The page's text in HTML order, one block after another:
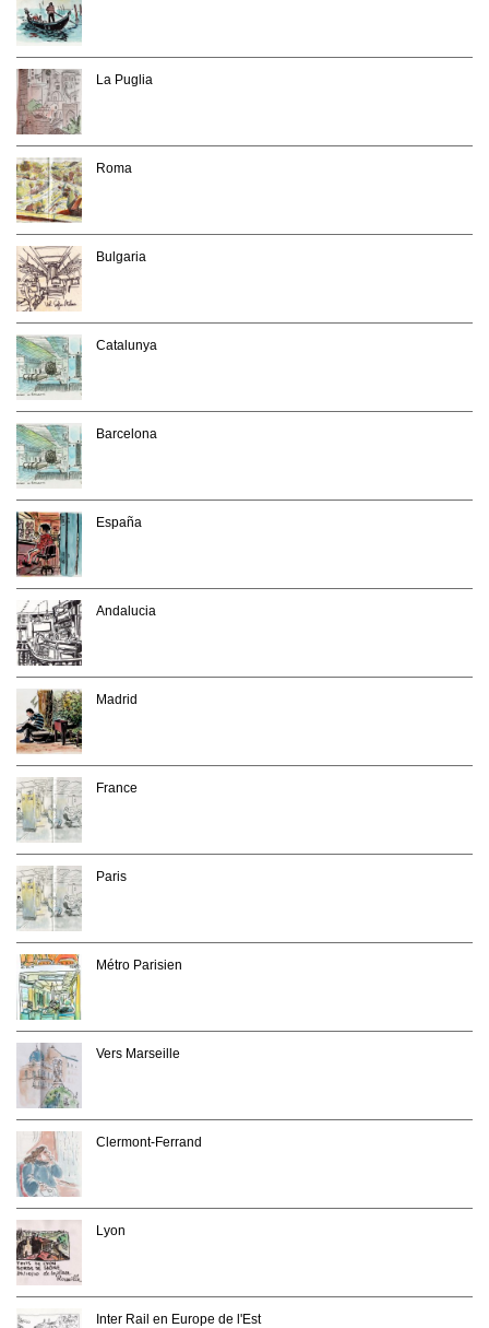
La Puglia
Roma
Bulgaria
Catalunya
Barcelona
España
Andalucia
Madrid
France
Paris
Métro Parisien
Vers Marseille
Clermont-Ferrand
Lyon
Inter Rail en Europe de l'Est